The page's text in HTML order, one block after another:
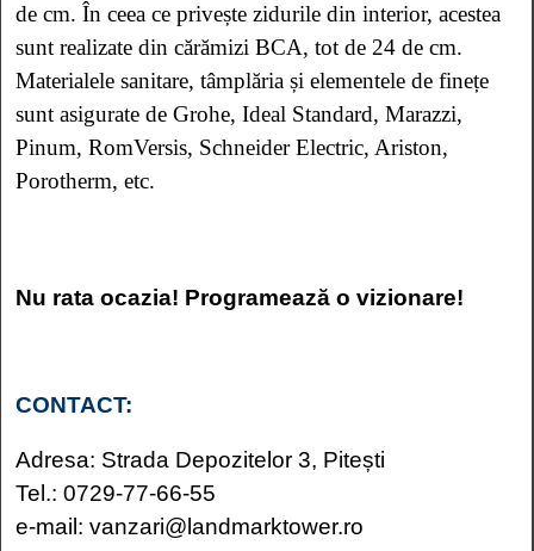
de cm. În ceea ce privește zidurile din interior, acestea
sunt realizate din cărămizi BCA, tot de 24 de cm.
Materialele sanitare, tâmplăria și elementele de finețe
sunt asigurate de Grohe, Ideal Standard, Marazzi,
Pinum, RomVersis, Schneider Electric, Ariston,
Porotherm, etc.
Nu rata ocazia! Programează o vizionare!
CONTACT:
Adresa: Strada Depozitelor 3, Pitești
Tel.: 0729-77-66-55
e-mail: vanzari@landmarktower.ro